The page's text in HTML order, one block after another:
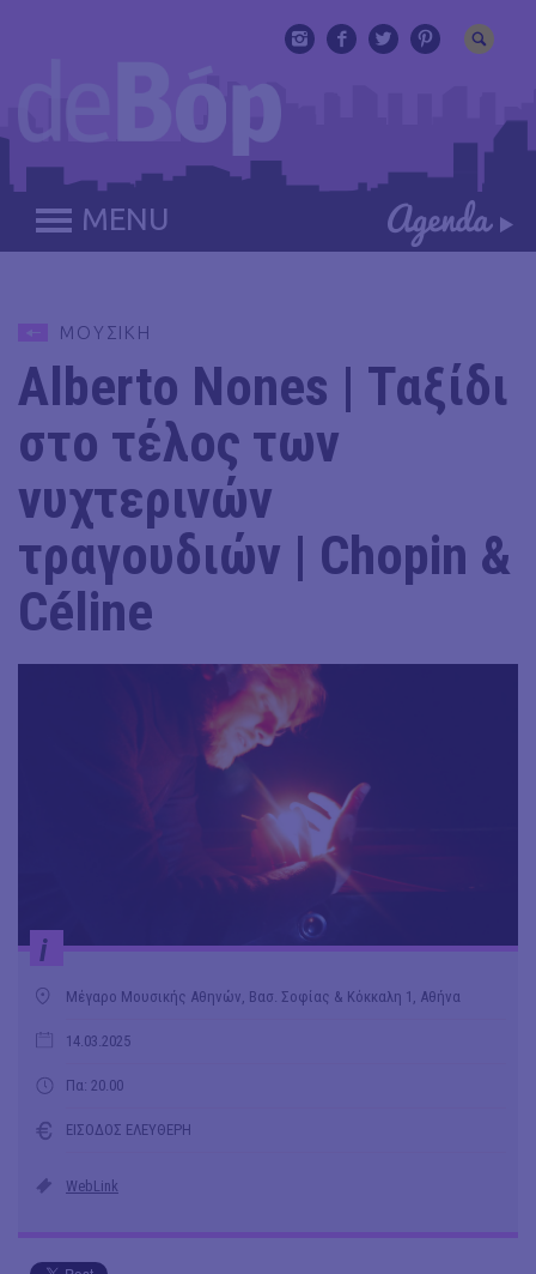
MENU
ΜΟΥΣΙΚΗ
Alberto Nones | Ταξίδι
στο τέλος των
νυχτερινών
τραγουδιών | Chopin &
Céline
i
Μέγαρο Μουσικής Αθηνών, Βασ. Σοφίας & Κόκκαλη 1, Αθήνα
14.03.2025
Πα: 20.00
ΕΙΣΟΔΟΣ ΕΛΕΥΘΕΡΗ
WebLink